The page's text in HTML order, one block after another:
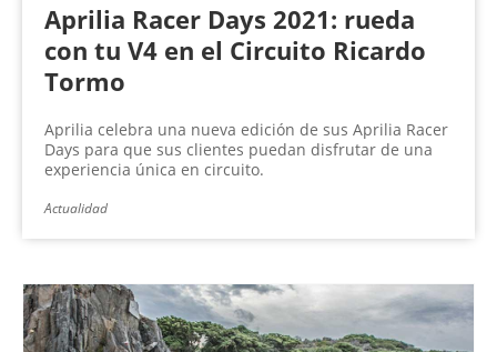
Aprilia Racer Days 2021: rueda
con tu V4 en el Circuito Ricardo
Tormo
Aprilia celebra una nueva edición de sus Aprilia Racer
Days para que sus clientes puedan disfrutar de una
experiencia única en circuito.
Actualidad